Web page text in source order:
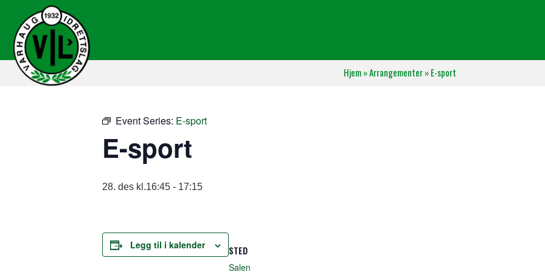
Hjem»Arrangementer»E-sport
Event Series: E-sport
E-sport
28. des kl.16:45 - 17:15
Legg til i kalender STED
Salen